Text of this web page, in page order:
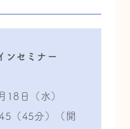
ンセミナー
18日（水）
（45分）
（開